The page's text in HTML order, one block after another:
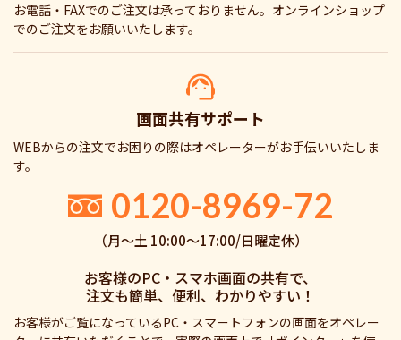
お電話・FAXでのご注文は承っておりません。オンラインショップ
でのご注文をお願いいたします。
画面共有サポート
WEBからの注文でお困りの際はオペレーターがお手伝いいたしま
す。
0120-8969-72
（月〜土 10:00〜17:00/日曜定休）
お客様のPC・スマホ画面の共有で、
注文も簡単、便利、わかりやすい！
お客様がご覧になっているPC・スマートフォンの画面をオペレー